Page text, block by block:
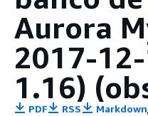
Aurora
2017-
1.16)
PDF RSS Markdown